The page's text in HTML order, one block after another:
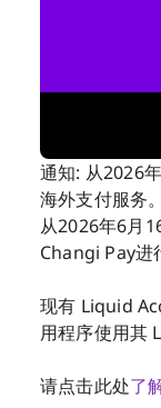
通知: 从2026
海外支付服务。
从2026年6月
Changi Pay进
现有 Liquid
用程序使用其
请点击此处了